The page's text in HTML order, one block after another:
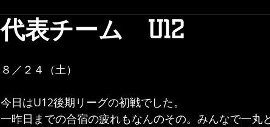
代表チーム U12
８／２４（土）
今日はU12後期リーグの初戦でした。
一昨日までの合宿の疲れもなんのその。みんなで一丸